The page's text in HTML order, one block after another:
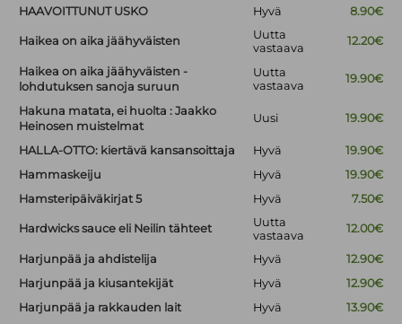
HAAVOITTUNUT USKO Hyvä 8.90€
Haikea on aika jäähyväisten
Uutta
vastaava
12.20€
Haikea on aika jäähyväisten -
lohdutuksen sanoja suruun
Uutta
vastaava
19.90€
Hakuna matata, ei huolta : Jaakko
Heinosen muistelmat
Uusi 19.90€
HALLA-OTTO: kiertävä kansansoittaja Hyvä
19.90€
Hammaskeiju
Hyvä
19.90€
Hamsteripäiväkirjat 5
Hyvä 7.50€
Hardwicks sauce eli Neilin tähteet
Uutta
vastaava
12.00€
Harjunpää ja ahdistelija Hyvä
12.90€
Harjunpää ja kiusantekijät
Hyvä
12.90€
Harjunpää ja rakkauden lait
Hyvä
13.90€